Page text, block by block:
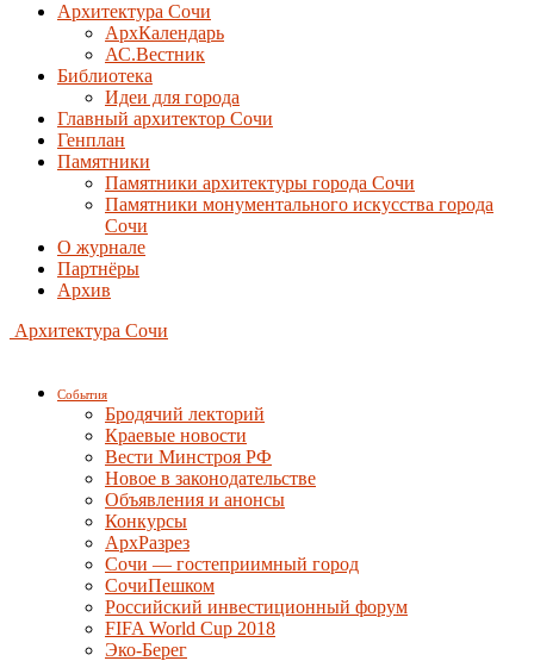
Архитектура Сочи
АрхКалендарь
АС.Вестник
Библиотека
Идеи для города
Главный архитектор Сочи
Генплан
Памятники
Памятники архитектуры города Сочи
Памятники монументального искусства города
Сочи
О журнале
Партнёры
Архив
Архитектура Сочи
События
Бродячий лекторий
Краевые новости
Вести Минстроя РФ
Новое в законодательстве
Объявления и анонсы
Конкурсы
АрхРазрез
Сочи — гостеприимный город
СочиПешком
Российский инвестиционный форум
FIFA World Cup 2018
Эко-Берег